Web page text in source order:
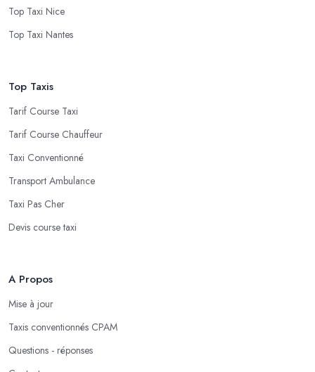
Top Taxi Nice
Top Taxi Nantes
Top Taxis
Tarif Course Taxi
Tarif Course Chauffeur
Taxi Conventionné
Transport Ambulance
Taxi Pas Cher
Devis course taxi
A Propos
Mise à jour
Taxis conventionnés CPAM
Questions - réponses